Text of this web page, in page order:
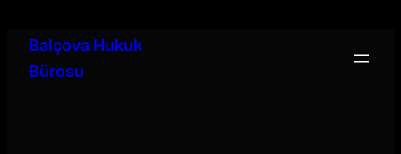
Balçova Hukuk
Bürosu